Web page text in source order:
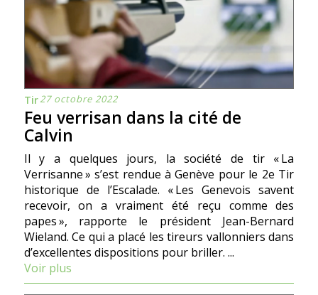
Tir27 octobre 2022
Feu verrisan dans la cité de
Calvin
Il y a quelques jours, la société de tir « La
Verrisanne » s’est rendue à Genève pour le 2e Tir
historique de l’Escalade. « Les Genevois savent
recevoir, on a vraiment été reçu comme des
papes », rapporte le président Jean-Bernard
Wieland. Ce qui a placé les tireurs vallonniers dans
d’excellentes dispositions pour briller. ...
Voir plus